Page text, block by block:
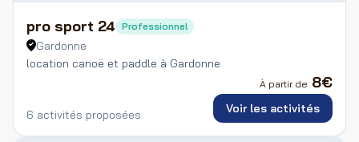
pro sport 24 Professionnel
Gardonne
location canoë et paddle à Gardonne
6 activités proposées
À partir de 8€
Voir les activités